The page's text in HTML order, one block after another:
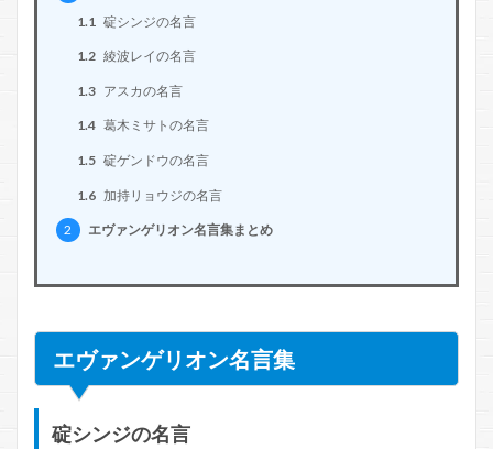
1.1 碇シンジの名言
1.2 綾波レイの名言
1.3 アスカの名言
1.4 葛木ミサトの名言
1.5 碇ゲンドウの名言
1.6 加持リョウジの名言
2 エヴァンゲリオン名言集まとめ
エヴァンゲリオン名言集
碇シンジの名言